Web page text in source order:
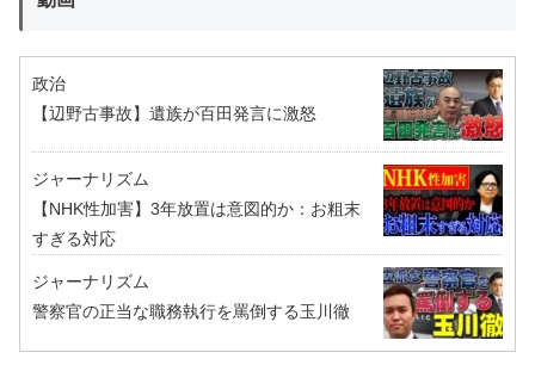
政治
【辺野古事故】遺族が百田発言に激怒
ジャーナリズム
【NHK性加害】3年放置は意図的か：お粗末
すぎる対応
ジャーナリズム
警察官の正当な職務執行を罵倒する玉川徹